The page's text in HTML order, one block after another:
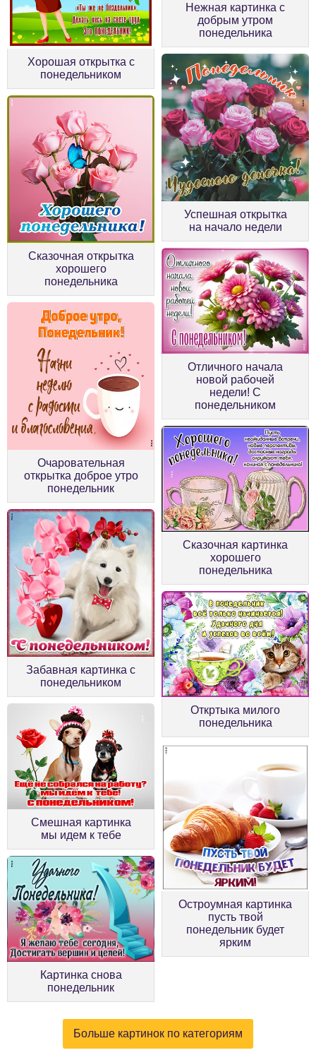
Хорошая открытка с
понедельником
Нежная картинка с
добрым утром
понедельника
Сказочная открытка
хорошего
понедельника
Успешная открытка
на начало недели
Очаровательная
открытка доброе утро
понедельник
Отличного начала
новой рабочей
недели! С
понедельником
Забавная картинка с
понедельником
Сказочная картинка
хорошего
понедельника
Смешная картинка
мы идем к тебе
Откртыка милого
понедельника
Картинка снова
понедельник
Остроумная картинка
пусть твой
понедельник будет
ярким
Больше картинок по категориям